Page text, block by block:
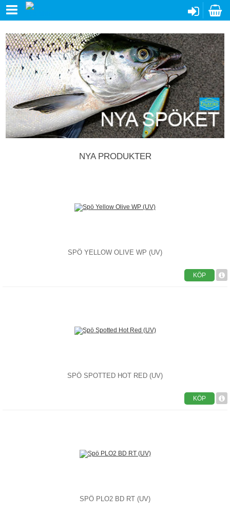
NYA PRODUKTER
SPÖ YELLOW OLIVE WP (UV)
KÖP
SPÖ SPOTTED HOT RED (UV)
KÖP
SPÖ PLO2 BD RT (UV)